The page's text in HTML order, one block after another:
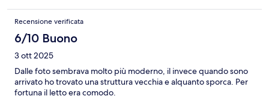
Recensione verificata
6/10 Buono
3 ott 2025
Dalle foto sembrava molto più moderno, il invece quando sono
arrivato ho trovato una struttura vecchia e alquanto sporca. Per
fortuna il letto era comodo.